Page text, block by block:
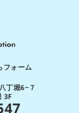
フォーム
丁堀6−７
3F